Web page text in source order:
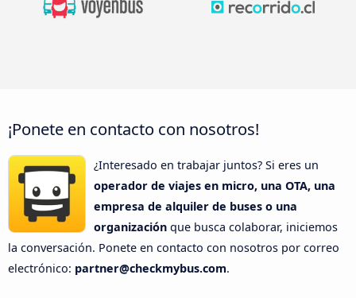
¡Ponete en contacto con nosotros!
¿Interesado en trabajar juntos? Si eres un
operador de viajes en micro, una OTA, una
empresa de alquiler de buses o una
organización que busca colaborar, iniciemos
la conversación. Ponete en contacto con nosotros por correo
electrónico: partner@checkmybus.com.